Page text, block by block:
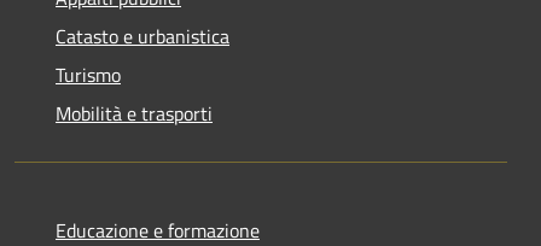
Catasto e urbanistica
Turismo
Mobilità e trasporti
Educazione e formazione